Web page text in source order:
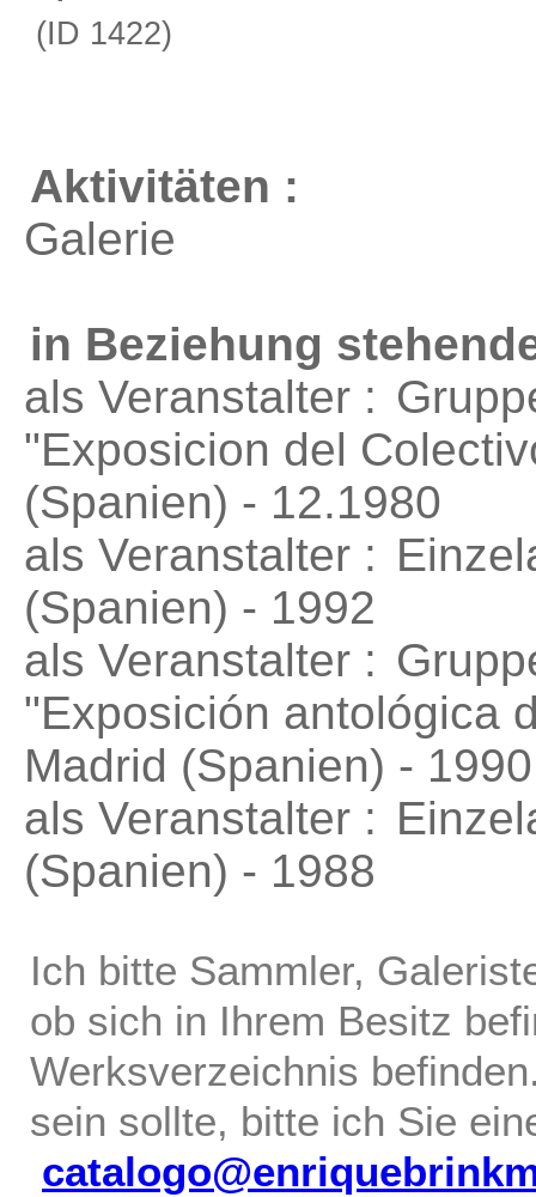
(ID 1422)
Aktivitäten :
Galerie
in Beziehung
als Veranstalter :
"Exposicion del
(Spanien) - 12.1980
als Veranstalter :
(Spanien) - 1992
als Veranstalter :
"Exposición antológica
Madrid (Spanien) - 1990
als Veranstalter :
(Spanien) - 1988
Ich bitte Sammler,
ob sich in Ihrem Besitz
Werksverzeichnis
sein sollte, bitte ich Sie